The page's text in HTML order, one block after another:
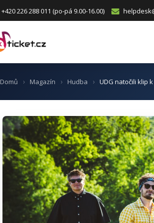
+420 226 288 011 (po-pá 9.00-16.00)
Domů Magazín Hudba UDG natočili klip